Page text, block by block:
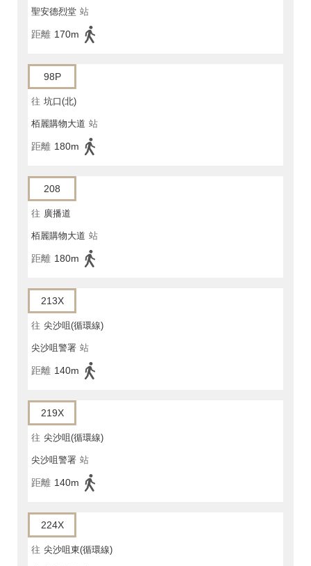
聖安德烈堂 站
距離 170m
98P
往 坑口(北)
栢麗購物大道 站
距離 180m
208
往 廣播道
栢麗購物大道 站
距離 180m
213X
往 尖沙咀(循環線)
尖沙咀警署 站
距離 140m
219X
往 尖沙咀(循環線)
尖沙咀警署 站
距離 140m
224X
往 尖沙咀東(循環線)